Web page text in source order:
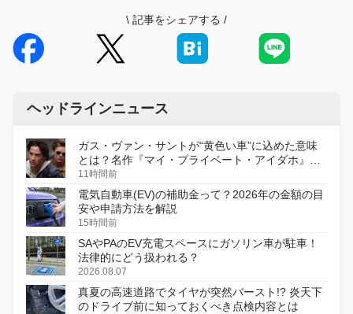
\ 記事をシェアする /
ヘッドラインニュース
ガス・ヴァン・サントが“黄色い車”に込めた意味
とは？名作『マイ・プライベート・アイダホ』が
初のデジタルリマスター版で復活
11時間前
電気自動車(EV)の補助金って？2026年の金額の目
安や申請方法を解説
15時間前
SAやPAのEV充電スペースにガソリン車が駐車！
法律的にどう扱われる？
2026.08.07
真夏の高速道路でタイヤが突然バースト!? 炎天下
のドライブ前に知っておくべき点検内容とは